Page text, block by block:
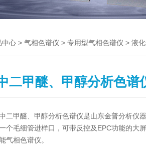
中心 > 气相色谱仪 > 专用型气相色谱仪 > 液
二甲醚、甲醇分析色谱
二甲醚、甲醇分析色谱仪是山东金普分析仪
个毛细管进样口，可带反控及EPC功能的大
气相色谱仪。